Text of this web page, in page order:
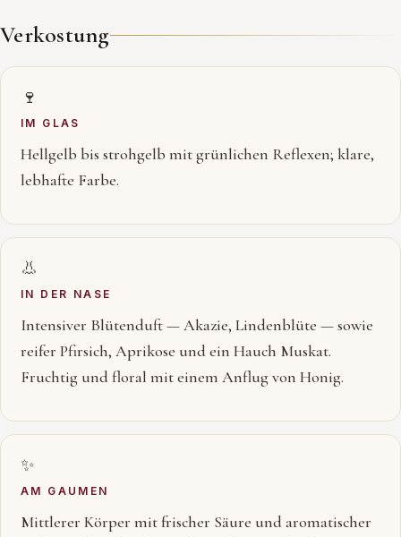
Verkostung
🍷
IM GLAS
Hellgelb bis strohgelb mit grünlichen Reflexen; klare,
lebhafte Farbe.
👃
IN DER NASE
Intensiver Blütenduft — Akazie, Lindenblüte — sowie
reifer Pfirsich, Aprikose und ein Hauch Muskat.
Fruchtig und floral mit einem Anflug von Honig.
✨
AM GAUMEN
Mittlerer Körper mit frischer Säure und aromatischer